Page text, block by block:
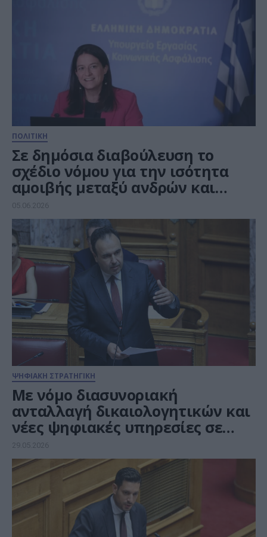
ΠΟΛΙΤΙΚΗ
Σε δημόσια διαβούλευση το
σχέδιο νόμου για την ισότητα
αμοιβής μεταξύ ανδρών και
γυναικών για όμοια ή για ίσης
αξίας εργασία
05.06.2026
ΨΗΦΙΑΚΗ ΣΤΡΑΤΗΓΙΚΗ
Με νόμο διασυνοριακή
ανταλλαγή δικαιολογητικών και
νέες ψηφιακές υπηρεσίες σε
πολίτες και επιχειρήσεις
29.05.2026